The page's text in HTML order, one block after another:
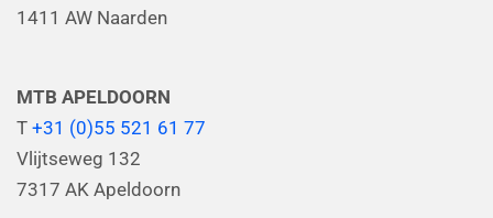
1411 AW Naarden
MTB APELDOORN
T +31 (0)55 521 61 77
Vlijtseweg 132
7317 AK Apeldoorn